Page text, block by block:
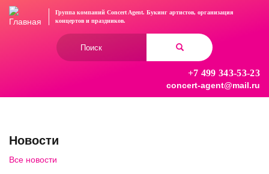
Перейти
Группа компаний Concert Agent. Букинг артистов, организация
концертови праздников.
+7 499 343-53-23
concert-agent@mail.ru
Новости
Все новости